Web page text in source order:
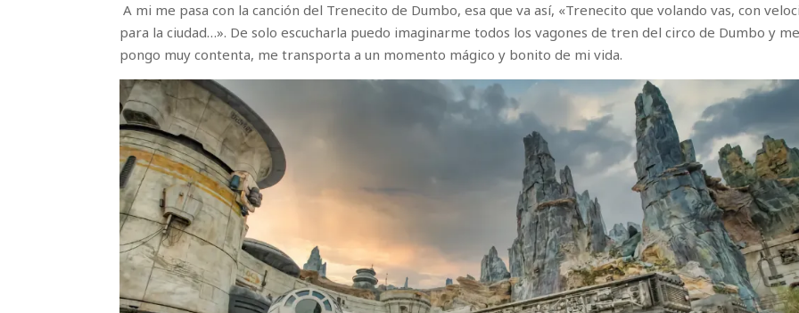
A mi me pasa con la canción del Trenecito de Dumbo, esa que va así, «Trenecito que volando vas, con
para la ciudad…». De solo escucharla puedo imaginarme todos los vagones de tren del circo de Dumbo y
pongo muy contenta, me transporta a un momento mágico y bonito de mi vida.